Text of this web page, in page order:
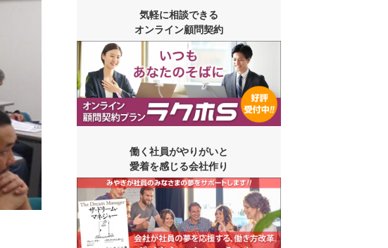
気軽に相談できる
オンライン顧問契約
働く社員がやりがいと
愛着を感じる会社作り